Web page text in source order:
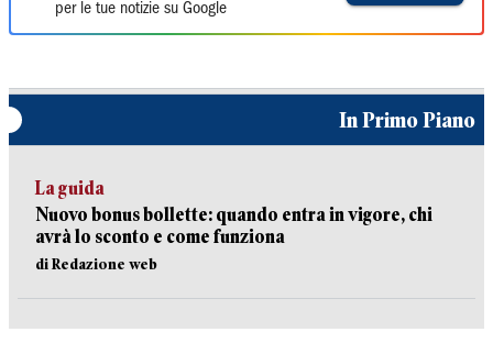
per le tue notizie su Google
In Primo Piano
La guida
Nuovo bonus bollette: quando entra in vigore, chi
avrà lo sconto e come funziona
di Redazione web